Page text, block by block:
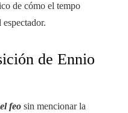
de cómo el tempo
de Ennio
feo sin mencionar la